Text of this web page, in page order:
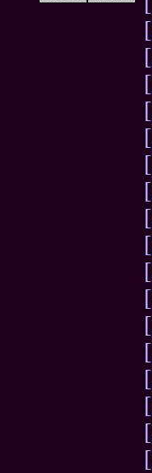
[
[
[
[
[
[
[
[
[
[
[
[
[
[
[
[
[